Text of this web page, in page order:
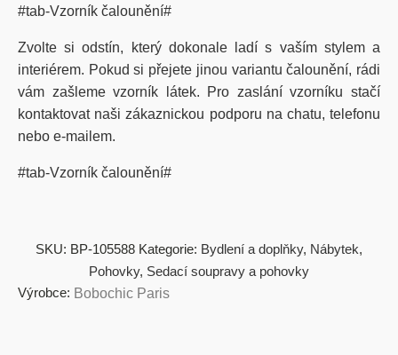
#tab-Vzorník čalounění#
Zvolte si odstín, který dokonale ladí s vaším stylem a
interiérem. Pokud si přejete jinou variantu čalounění, rádi
vám zašleme vzorník látek. Pro zaslání vzorníku stačí
kontaktovat naši zákaznickou podporu na chatu, telefonu
nebo e-mailem.
#tab-Vzorník čalounění#
SKU: BP-105588 Kategorie: Bydlení a doplňky, Nábytek,
Pohovky, Sedací soupravy a pohovky
Výrobce: Bobochic Paris